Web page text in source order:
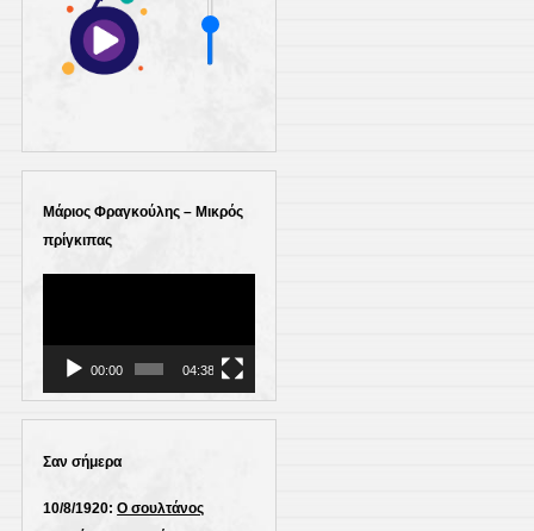
Μάριος Φραγκούλης – Μικρός
πρίγκιπας
Βίντεο
00:00 04:38
Σαν σήμερα
10/8/1920:Ο σουλτάνος